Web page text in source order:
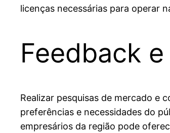
licenças necessárias para operar
Feedback
Realizar pesquisas de mercado e
preferências e necessidades do
empresários da região pode